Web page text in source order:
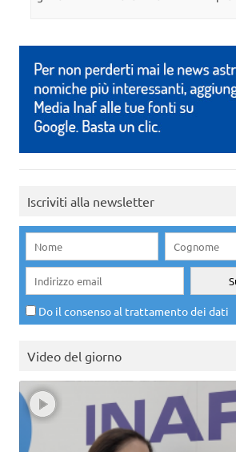
Iscriviti alla newsletter
Do il consenso al trattamento dei dati
Video del giorno